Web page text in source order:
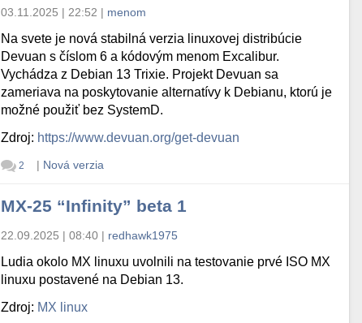
03.11.2025 | 22:52 | menom
Na svete je nová stabilná verzia linuxovej distribúcie
Devuan s číslom 6 a kódovým menom Excalibur.
Vychádza z Debian 13 Trixie. Projekt Devuan sa
zameriava na poskytovanie alternatívy k Debianu, ktorú je
možné použiť bez SystemD.
Zdroj: https://www.devuan.org/get-devuan
2 | Nová verzia
MX-25 “Infinity” beta 1
22.09.2025 | 08:40 | redhawk1975
Ludia okolo MX linuxu uvolnili na testovanie prvé ISO MX
linuxu postavené na Debian 13.
Zdroj: MX linux